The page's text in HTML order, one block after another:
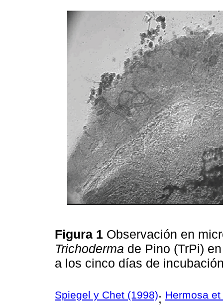
Figura 1 Observación en
Trichoderma de Pino (TrPi)
a los cinco días de
Spiegel y Chet (1998); Hermosa